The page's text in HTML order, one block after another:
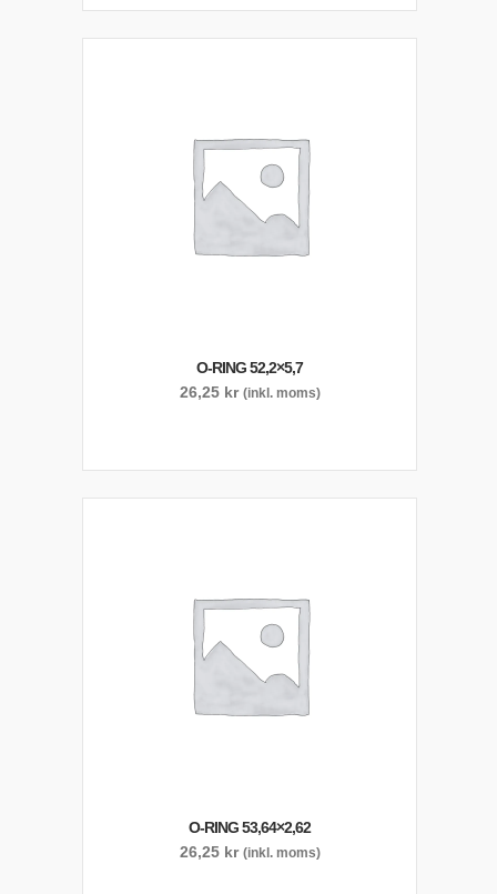
O-RING 52,2×5,7
26,25 kr (inkl. moms)
O-RING 53,64×2,62
26,25 kr (inkl. moms)